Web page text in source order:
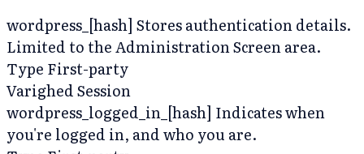
wordpress_[hash] Stores authentication details.
Limited to the Administration Screen area.
Type First-party
VarighedSession
wordpress_logged_in_[hash] Indicates when
you're logged in, and who you are.